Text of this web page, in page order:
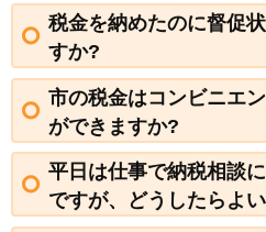
税金を納めたのに督促
すか?
市の税金はコンビニエ
ができますか?
平日は仕事で納税相談
ですが、どうしたらよ